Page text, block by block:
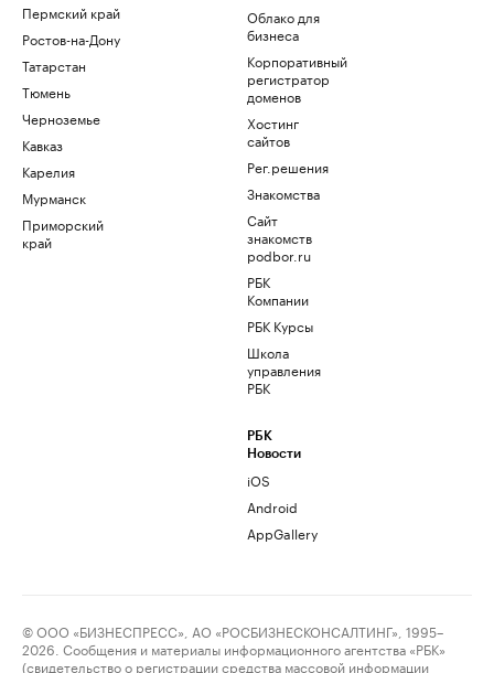
Пермский край
Ростов-на-Дону
Татарстан
Тюмень
Черноземье
Кавказ
Карелия
Мурманск
Приморский
край
Облако для
бизнеса
Корпоративный
регистратор
доменов
Хостинг
сайтов
Рег.решения
Знакомства
Сайт
знакомств
podbor.ru
РБК
Компании
РБК Курсы
Школа
управления
РБК
РБК
Новости
iOS
Android
AppGallery
© ООО «БИЗНЕСПРЕСС», АО «РОСБИЗНЕСКОНСАЛТИНГ», 1995–
2026. Сообщения и материалы информационного агентства «РБК»
(свидетельство о регистрации средства массовой информации